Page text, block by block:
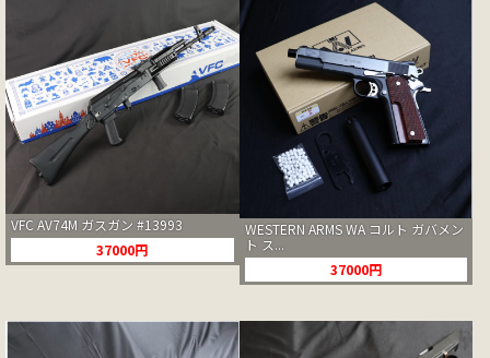
VFC AV74M ガスガン #13993
37000円
WESTERN ARMS WA コルト ガバメン
ト ス...
37000円